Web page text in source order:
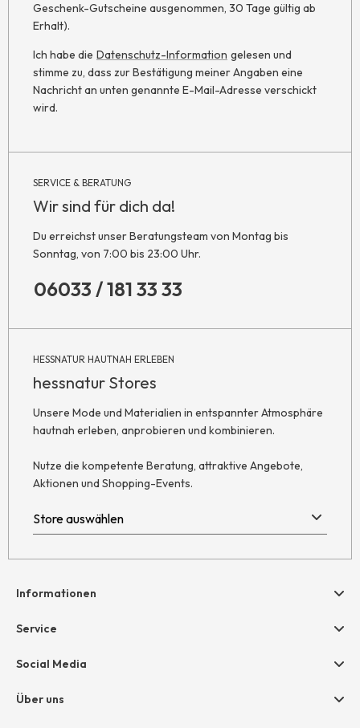
Geschenk-Gutscheine ausgenommen, 30 Tage gültig ab
Erhalt).
Ich habe die Datenschutz-Information gelesen und
stimme zu, dass zur Bestätigung meiner Angaben eine
Nachricht an unten genannte E-Mail-Adresse verschickt
wird.
SERVICE & BERATUNG
Wir sind für dich da!
Du erreichst unser Beratungsteam von Montag bis
Sonntag, von 7:00 bis 23:00 Uhr.
06033 / 181 33 33
HESSNATUR HAUTNAH ERLEBEN
hessnatur Stores
Unsere Mode und Materialien in entspannter Atmosphäre
hautnah erleben, anprobieren und kombinieren.
Nutze die kompetente Beratung, attraktive Angebote,
Aktionen und Shopping-Events.
Informationen
Hilfe & Kontakt
Retoure
AGB
Service
Geschenkgutscheine
Größentabelle
Social Media
Über uns